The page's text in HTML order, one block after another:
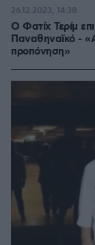
Ο Φατίχ Τερίμ
Παναθηναϊκό -
προπόνηση»
26.12.2023, 14:38